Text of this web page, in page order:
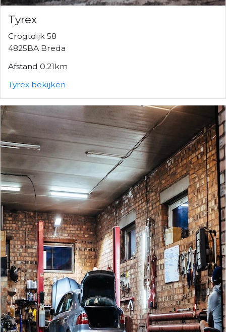
Tyrex
Crogtdijk 58
4825BA Breda
Afstand 0.21km
Tyrex bekijken